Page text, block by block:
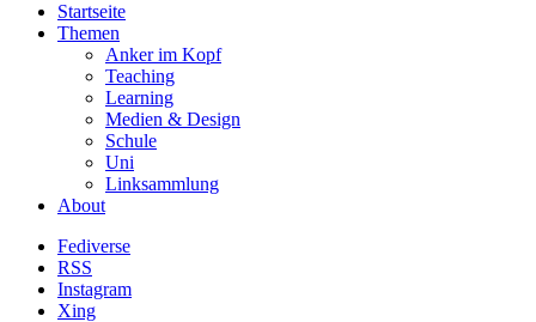
Startseite
Themen
Anker im Kopf
Teaching
Learning
Medien & Design
Schule
Uni
Linksammlung
About
Fediverse
RSS
Instagram
Xing